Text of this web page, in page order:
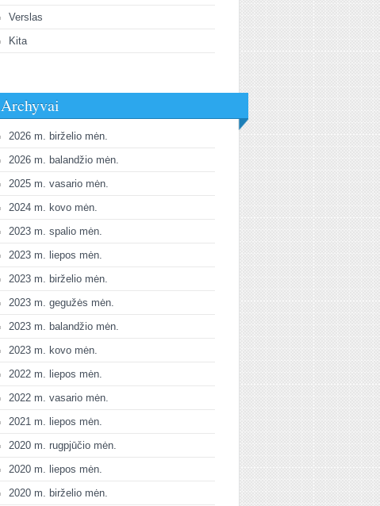
Verslas
Kita
Archyvai
2026 m. birželio mėn.
2026 m. balandžio mėn.
2025 m. vasario mėn.
2024 m. kovo mėn.
2023 m. spalio mėn.
2023 m. liepos mėn.
2023 m. birželio mėn.
2023 m. gegužės mėn.
2023 m. balandžio mėn.
2023 m. kovo mėn.
2022 m. liepos mėn.
2022 m. vasario mėn.
2021 m. liepos mėn.
2020 m. rugpjūčio mėn.
2020 m. liepos mėn.
2020 m. birželio mėn.